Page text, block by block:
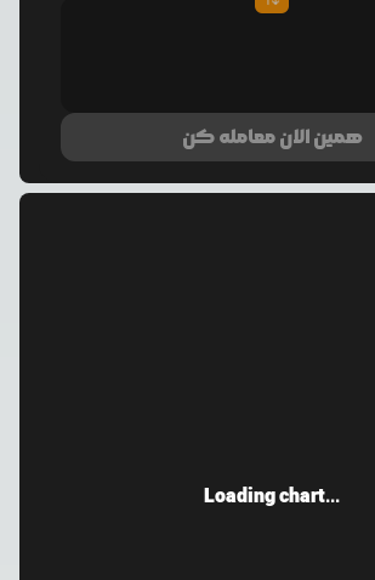
همین الان معامله کن
Loading chart...